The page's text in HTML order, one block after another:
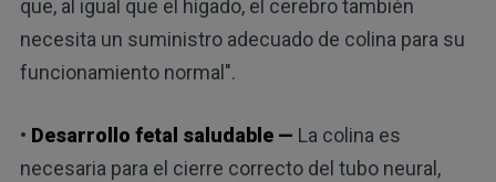
que, al igual que el hígado, el cerebro también
necesita un suministro adecuado de colina para su
funcionamiento normal".
• Desarrollo fetal saludable — La colina es
necesaria para el cierre correcto del tubo neural,